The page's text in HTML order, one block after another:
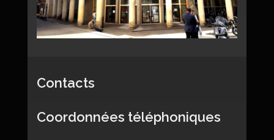
Contacts
Coordonnées téléphoniques